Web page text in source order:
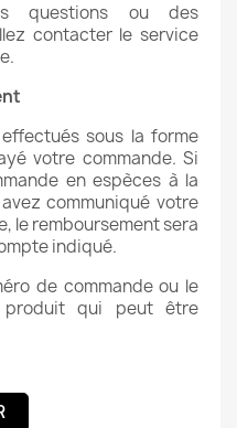
questions ou des
contacter le service
sous la forme
votre commande. Si
en espèces à la
communiqué votre
le remboursement sera
indiqué.
de commande ou le
qui peut être